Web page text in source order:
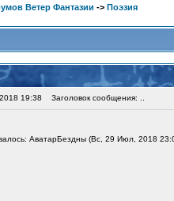
Ветер Фантазии -> Поэзия
19:38 Заголовок сообщения: ..
АватарБездны (Вс, 29 Июл, 2018